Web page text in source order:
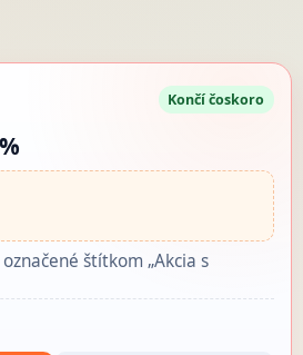
Končí čoskoro
štítkom „Akcia s